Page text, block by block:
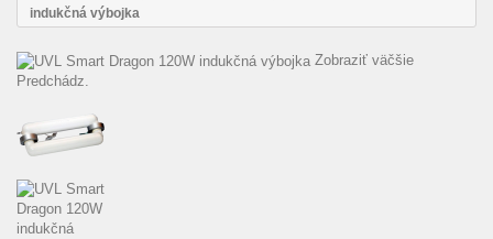
indukčná výbojka
Zobraziť väčšie
Predchádz.